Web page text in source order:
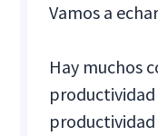
Vamos a
Hay muchos